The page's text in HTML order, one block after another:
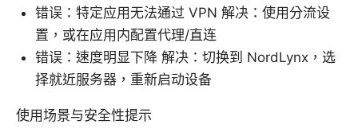
错误：特定应用无法通过 VPN 解决：使用分流设
置，或在应用内配置代理/直连
错误：速度明显下降 解决：切换到 NordLynx，选
择就近服务器，重新启动设备
使用场景与安全性提示